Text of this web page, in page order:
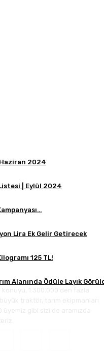
2024
| Eylül 2024
Lira Ek Gelir Getirecek
125 TL!
Alanında Ödüle Layık